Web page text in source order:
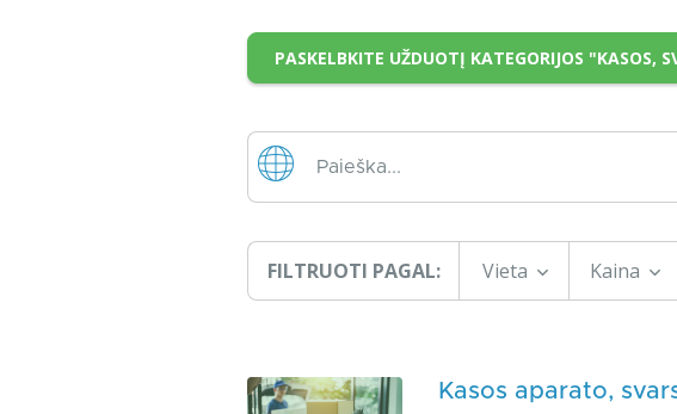
PASKELBKITE UŽDUOTĮ KATEGORIJOS "KASOS,
FILTRUOTI PAGAL: Vieta Kaina
Kasos aparato,